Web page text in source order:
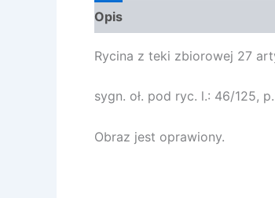
Opis
Rycina z teki zbiorowej 27
sygn. oł. pod ryc. l.: 46/125,
Obraz jest oprawiony.